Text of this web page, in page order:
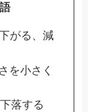
がる、減
を小さく
落する